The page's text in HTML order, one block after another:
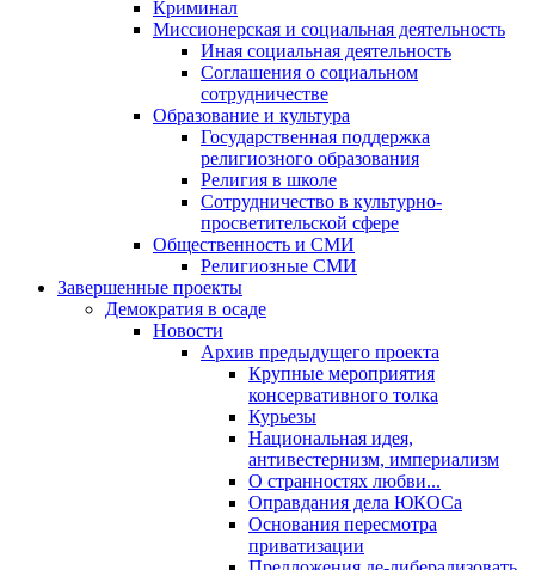
Криминал
Миссионерская и социальная деятельность
Иная социальная деятельность
Соглашения о социальном
сотрудничестве
Образование и культура
Государственная поддержка
религиозного образования
Религия в школе
Сотрудничество в культурно-
просветительской сфере
Общественность и СМИ
Религиозные СМИ
Завершенные проекты
Демократия в осаде
Новости
Архив предыдущего проекта
Крупные мероприятия
консервативного толка
Курьезы
Национальная идея,
антивестернизм, империализм
О странностях любви...
Оправдания дела ЮКОСа
Основания пересмотра
приватизации